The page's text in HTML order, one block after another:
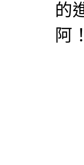
的
阿！